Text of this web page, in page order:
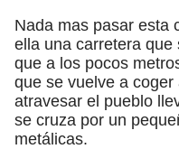
Nada mas pasar esta
ella una carretera
que a los pocos
que se vuelve a
atravesar el pueblo
se cruza por un
metálicas.